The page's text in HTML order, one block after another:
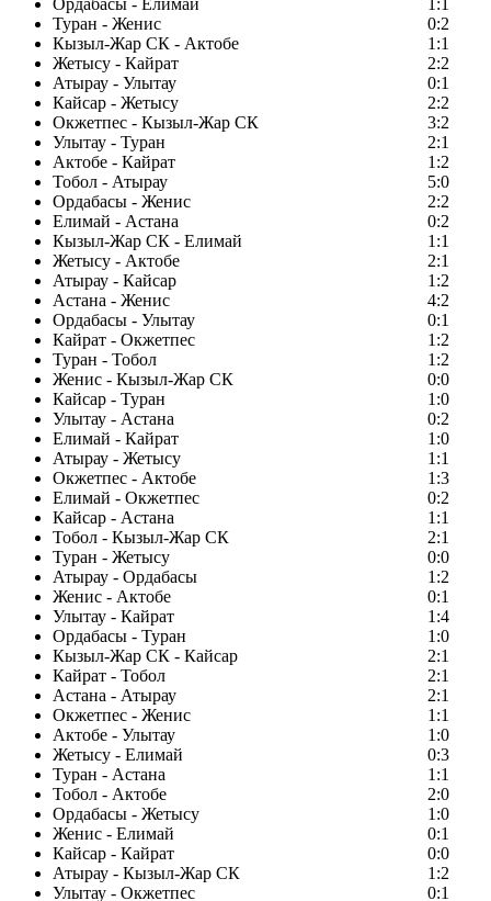
Ордабасы - Елимай
1:1
Туран - Женис
0:2
Кызыл-Жар СК - Актобе
1:1
Жетысу - Кайрат
2:2
Атырау - Улытау
0:1
Кайсар - Жетысу
2:2
Окжетпес - Кызыл-Жар СК
3:2
Улытау - Туран
2:1
Актобе - Кайрат
1:2
Тобол - Атырау
5:0
Ордабасы - Женис
2:2
Елимай - Астана
0:2
Кызыл-Жар СК - Елимай
1:1
Жетысу - Актобе
2:1
Атырау - Кайсар
1:2
Астана - Женис
4:2
Ордабасы - Улытау
0:1
Кайрат - Окжетпес
1:2
Туран - Тобол
1:2
Женис - Кызыл-Жар СК
0:0
Кайсар - Туран
1:0
Улытау - Астана
0:2
Елимай - Кайрат
1:0
Атырау - Жетысу
1:1
Окжетпес - Актобе
1:3
Елимай - Окжетпес
0:2
Кайсар - Астана
1:1
Тобол - Кызыл-Жар СК
2:1
Туран - Жетысу
0:0
Атырау - Ордабасы
1:2
Женис - Актобе
0:1
Улытау - Кайрат
1:4
Ордабасы - Туран
1:0
Кызыл-Жар СК - Кайсар
2:1
Кайрат - Тобол
2:1
Астана - Атырау
2:1
Окжетпес - Женис
1:1
Актобе - Улытау
1:0
Жетысу - Елимай
0:3
Туран - Астана
1:1
Тобол - Актобе
2:0
Ордабасы - Жетысу
1:0
Женис - Елимай
0:1
Кайсар - Кайрат
0:0
Атырау - Кызыл-Жар СК
1:2
Улытау - Окжетпес
0:1